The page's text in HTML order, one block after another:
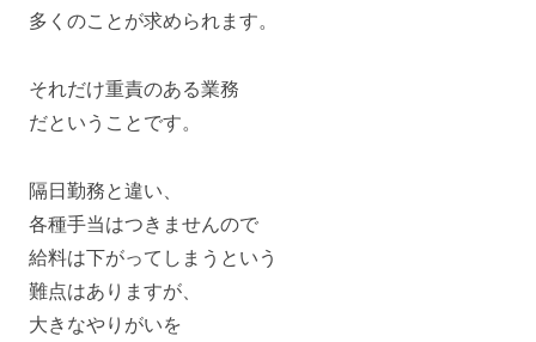
多くのことが求められます。
それだけ重責のある業務
だということです。
隔日勤務と違い、
各種手当はつきませんので
給料は下がってしまうという
難点はありますが、
大きなやりがいを